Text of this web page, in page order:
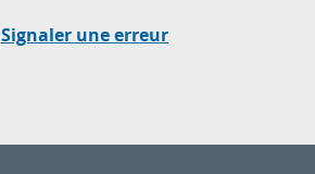
Signaler une erreur